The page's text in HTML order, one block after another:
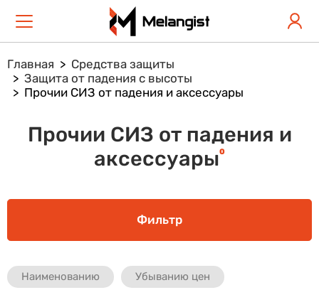
Главная
Средства защиты
Защита от падения с высоты
Прочии СИЗ от падения и аксессуары
Прочии СИЗ от падения и
аксессуары0
Фильтр
Наименованию Убыванию цен